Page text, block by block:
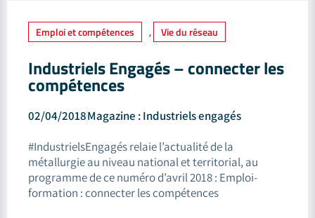
Emploi et compétences , Vie du réseau
Industriels Engagés – connecter les
compétences
02/04/2018Magazine : Industriels engagés
#IndustrielsEngagés relaie l’actualité de la
métallurgie au niveau national et territorial, au
programme de ce numéro d’avril 2018 : Emploi-
formation : connecter les compétences